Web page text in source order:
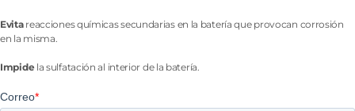
Evitareacciones químicas secundarias en la batería que provocan corrosión
en la misma.
Impide la sulfatación al interior de la batería.